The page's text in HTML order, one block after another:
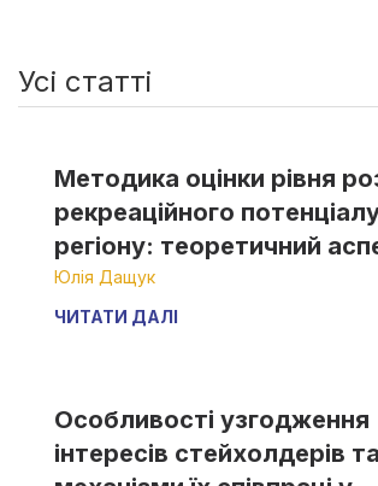
Усі статті
Методика оцінки рівня
рекреаційного
регіону: теоретичний
Юлія Дащук
ЧИТАТИ ДАЛІ
Особливості узгодження
інтересів стейхолдерів та